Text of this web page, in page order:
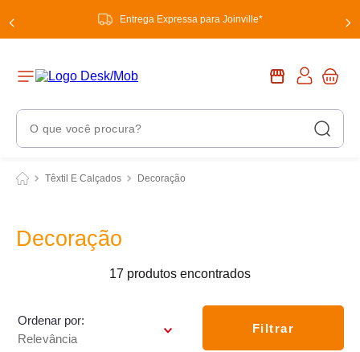
Entrega Expressa para Joinville*
O que você procura?
Têxtil E Calçados Decoração
Decoração
17 produtos
Ordenar por
Relevância
Filtrar
Termos Mais Buscados
2
5º
6º luminária